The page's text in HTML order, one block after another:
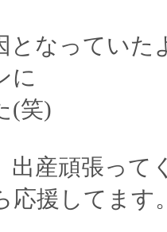
となっていた
に
(笑)
出産頑張って
応援してます